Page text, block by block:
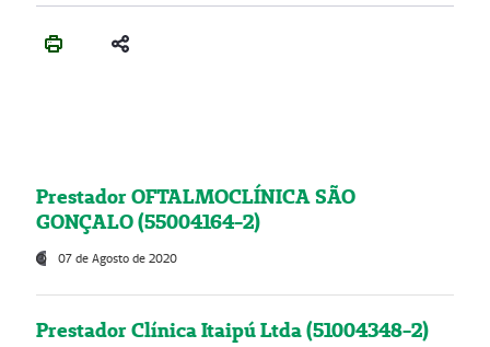
Prestador OFTALMOCLÍNICA SÃO
GONÇALO (55004164-2)
07 de Agosto de 2020
Prestador Clínica Itaipú Ltda (51004348-2)